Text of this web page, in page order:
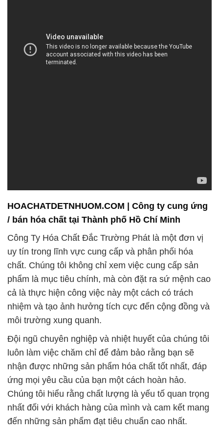
HOACHATDETNHUOM.COM | Công ty cung ứng
/ bán hóa chất tại Thành phố Hồ Chí Minh
Công Ty Hóa Chất Đắc Trường Phát là một đơn vị
uy tín trong lĩnh vực cung cấp và phân phối hóa
chất. Chúng tôi không chỉ xem việc cung cấp sản
phẩm là mục tiêu chính, mà còn đặt ra sứ mệnh cao
cả là thực hiện công việc này một cách có trách
nhiệm và tạo ảnh hưởng tích cực đến cộng đồng và
môi trường xung quanh.
Đội ngũ chuyên nghiệp và nhiệt huyết của chúng tôi
luôn làm việc chăm chỉ để đảm bảo rằng bạn sẽ
nhận được những sản phẩm hóa chất tốt nhất, đáp
ứng mọi yêu cầu của bạn một cách hoàn hảo.
Chúng tôi hiểu rằng chất lượng là yếu tố quan trọng
nhất đối với khách hàng của mình và cam kết mang
đến những sản phẩm đạt tiêu chuẩn cao nhất.